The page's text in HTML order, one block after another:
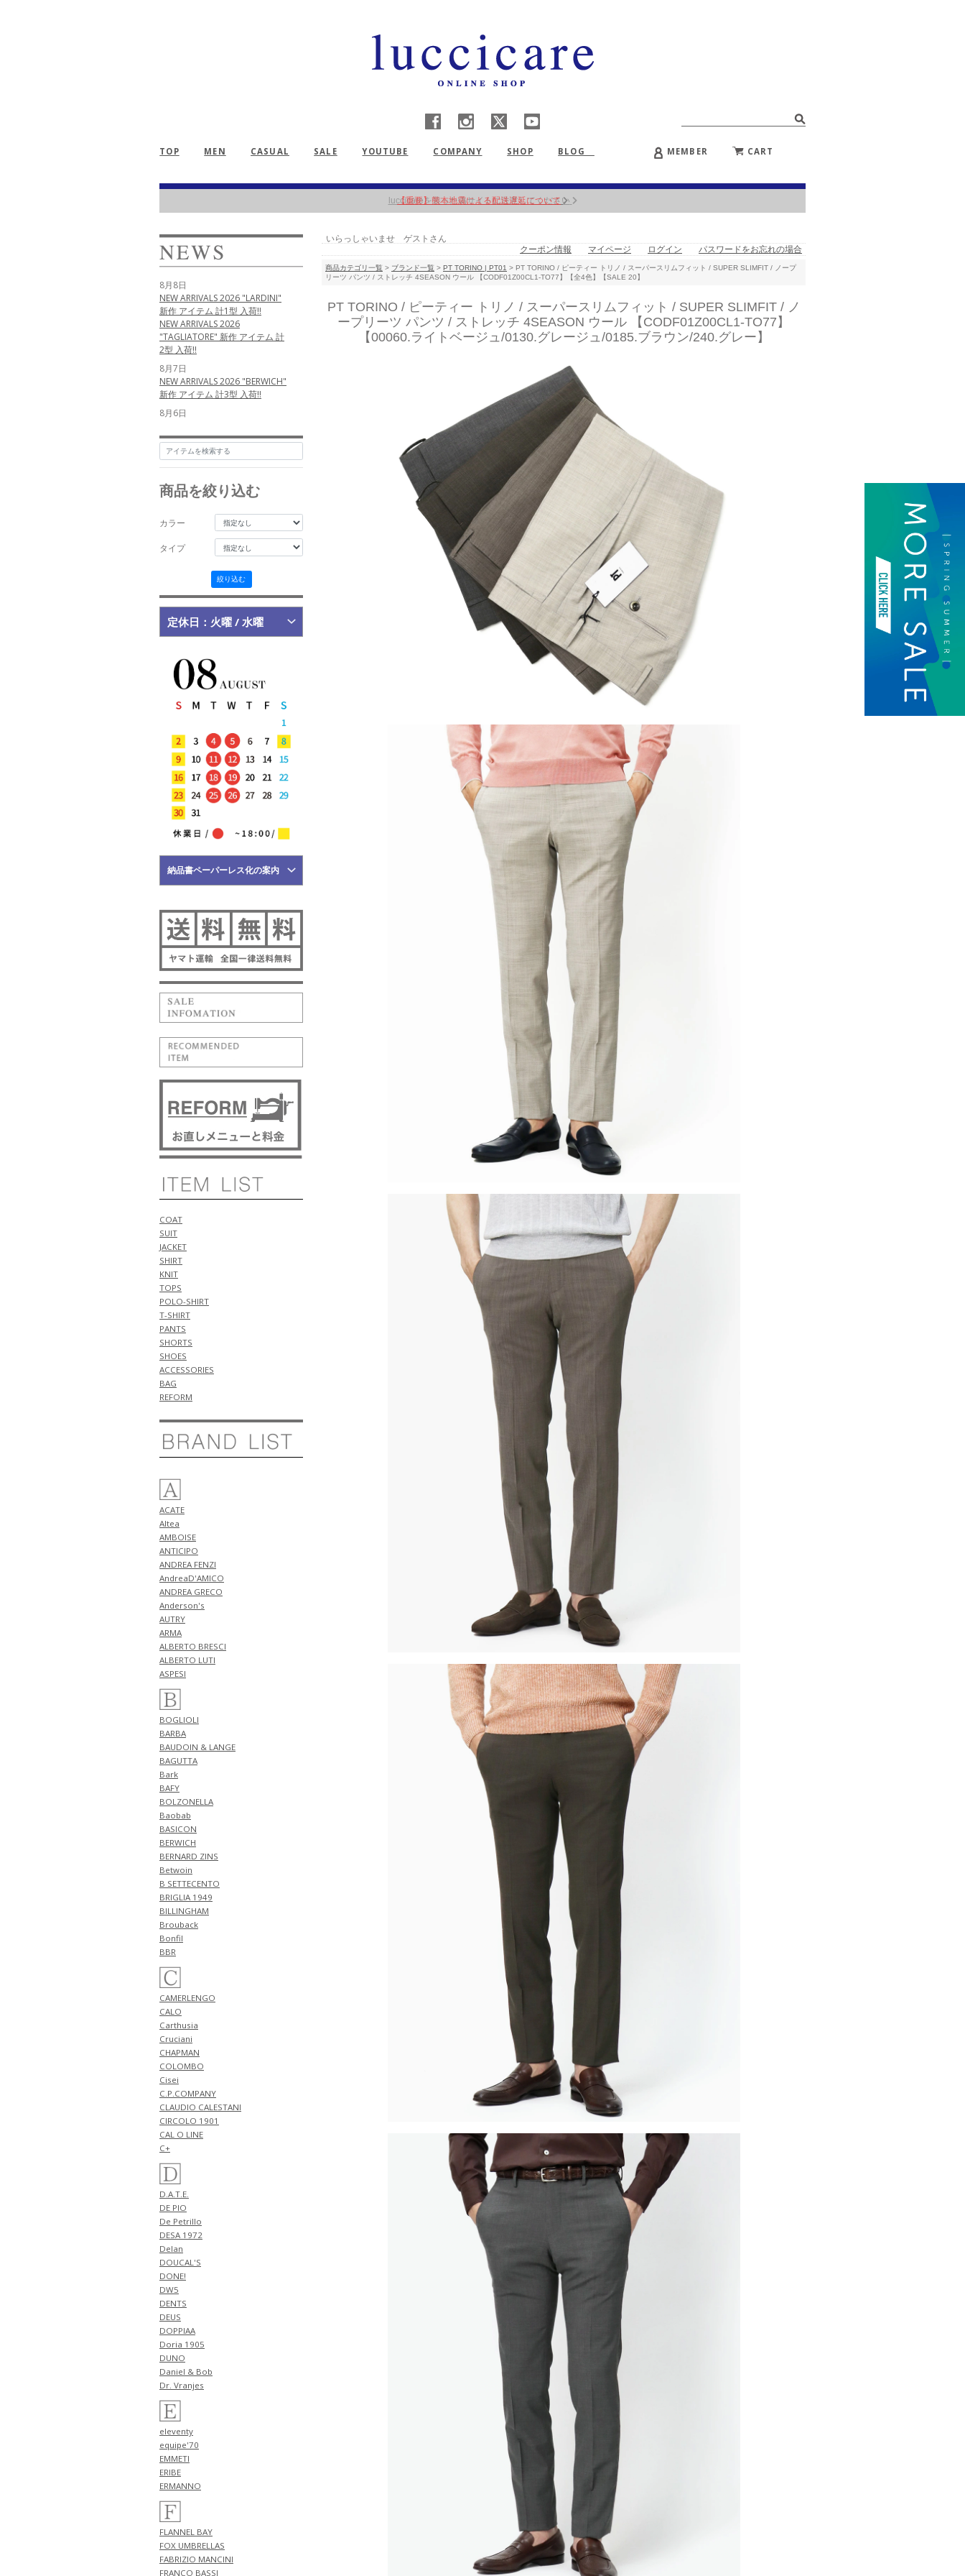
TOP MEN CASUAL SALE YOUTUBE COMPANY SHOP BLOG MEMBER CART
【重要】熊本地震による配送遅延について
8月8日
NEW ARRIVALS 2026 "LARDINI"
新作 アイテム 計1型 入荷!!
NEW ARRIVALS 2026
"TAGLIATORE" 新作 アイテム 計
2型 入荷!!
8月7日
NEW ARRIVALS 2026 "BERWICH"
新作 アイテム 計3型 入荷!!
8月6日
TORINO" 新作 アイテム 計2型 入
荷!!
8月3日
NEW ARRIVALS 2026 "BOGLIOLI"
新作 アイテム 計2型 入荷!!
NEW ARRIVALS 2026
"TAGLIATORE" 新作 アイテム 計
3型 入荷!!
NEW ARRIVALS 2026 "nomiamo"
新作 アイテム 計1型 入荷!!
5月25日
NEW ARRIVALS 2026
計3型 入荷!!
5月24日
NEW ARRIVALS 2026
"MESSYWEEKEND" 新作 アイテム
計3型 入荷!!
5月23日
NEW ARRIVALS 2026 "MAURO
de BARI" 新作 アイテム 計3型 入
荷!!
5月22日
NEW ARRIVALS 2026 "Tintoria
Mattei" 新作 アイテム 計2型 入
NEW ARRIVALS 2026 "BRIGLIA
1949" 新作 アイテム 計3型 入荷!!
新作 アイテム 計2型 入荷!!
5月17日
NEW ARRIVALS 2026 "FILIPPO DE
LAURENTIIS" 新作 アイテム 計2
型 入荷!!
5月16日
NEW ARRIVALS 2026 "YANUK" 新
作 アイテム 計3型 入荷!!
5月15日
NEW ARRIVALS 2026 "BRIGLIA
1949" 新作 アイテム 計1型 入荷!!
NEW ARRIVALS 2026
"giabsarchivio" 新作 アイテム 計
1型 入荷!!
5月14日
NEW ARRIVALS 2026 "PT
TORINO" 新作 アイテム 計2型 入
荷!!
新作 アイテム 計1型 入荷!!
NEW ARRIVALS 2026 "WILLIAM"
新作 アイテム 計1型 入荷!!
NEW ARRIVALS 2026 "luccicare
ORIGINAL" 新作 アイテム 計1型
入荷!!
NEW ARRIVALS 2026 "ALBERTO
BRESCI" 新作 アイテム 計2型 入
荷!!
5月10日
NEW ARRIVALS 2026 "Cruciani"
新作 アイテム 計1型 入荷!!
NEW ARRIVALS 2026 "ANTICIPO"
新作 アイテム 計2型 入荷!!
5月9日
新作 アイテム 計2型 入荷!!
5月6日
NEW ARRIVALS 2026 "ANTICIPO"
5月5日
NEW ARRIVALS 2026 "HENRO"
新作 アイテム 計3型 入荷!!
5月4日
NEW ARRIVALS 2026 "giannetto"
新作 アイテム 計2型 入荷!!
5月3日
NEW ARRIVALS 2026
"GRANSASSO" 新作 アイテム 計3
型 入荷!!
5月2日
NEW ARRIVALS 2026 "Tintoria
Mattei" 新作 アイテム 計1型 入
荷!!
新作 アイテム 計2型 入荷!!
5月1日
NEW ARRIVALS 2026 "BERWICH"
新作 アイテム 計2型 入荷!!
NEW ARRIVALS 2026 "GUY
ROVER" 新作 アイテム 計1型 入
荷!!
4月30日
NEW ARRIVALS 2026 "FILIPPO DE
LAURENTIIS" 新作 アイテム 計3
型 入荷!!
4月27日
NEW ARRIVALS 2026 "finjack" 新
作 アイテム 計2型 入荷!!
NEW ARRIVALS 2026
"TAGLIATORE" 新作 アイテム 計
1型 入荷!!
NEW ARRIVALS 2026 "giannetto"
新作 アイテム 計1型 入荷!!
4月26日
NEW ARRIVALS 2026
"GRANSASSO" 新作 アイテム 計3
型 入荷!!
4月25日
NEW ARRIVALS 2026
"FERRANTE" 新作 アイテム 計2型
入荷!!
NEW ARRIVALS 2026
"giabsarchivio" 新作 アイテム 計
2型 入荷!!
4月24日
NEW ARRIVALS 2026 "FILIPPO DE
LAURENTIIS" 新作 アイテム 計3
4月23日
NEW ARRIVALS 2026 "BERWICH"
新作 アイテム 計2型 入荷!!
NEW ARRIVALS 2026 "BRIGLIA
1949" 新作 アイテム 計1型 入荷!!
4月20日
NEW ARRIVALS 2026 "JOHN
SMEDLEY" 新作 アイテム 計3型
入荷!!
4月19日
NEW ARRIVALS 2026 "Cisei" 新作
アイテム 計2型 入荷!!
NEW ARRIVALS 2026
"Billingham" 新作 アイテム 計3
型 入荷!!
NEW ARRIVALS 2026 "FILIPPO DE
型 入荷!!
4月18日
NEW ARRIVALS 2026 "HERNO"
新作 アイテム 計1型 入荷!!
NEW ARRIVALS 2026 "PT
TORINO DENIM" 新作 アイテム
計1型 入荷!!
NEW ARRIVALS 2026 "BERWICH"
新作 アイテム 計1型 入荷!!
4月17日
NEW ARRIVALS 2026 "BERWICH"
新作 アイテム 計4型 入荷!!
商品を絞り込む
カラー
タイプ
絞り込む
定休日：火曜 / 水曜
納品書ペーパーレス化の案内
COAT
SUIT
JACKET
SHIRT
KNIT
TOPS
POLO-SHIRT
T-SHIRT
PANTS
SHORTS
SHOES
ACCESSORIES
BAG
REFORM
ACATE
Altea
AMBOISE
ANTICIPO
ANDREA FENZI
AndreaD'AMICO
ANDREA GRECO
Anderson's
AUTRY
ARMA
ALBERTO BRESCI
ALBERTO LUTI
ASPESI
BOGLIOLI
BARBA
BAUDOIN & LANGE
BAGUTTA
Bark
BAFY
BOLZONELLA
Baobab
BASICON
BERWICH
BERNARD ZINS
Betwoin
B SETTECENTO
BRIGLIA 1949
BILLINGHAM
Brouback
Bonfil
BBR
CAMERLENGO
CALO
Carthusia
Cruciani
CHAPMAN
COLOMBO
Cisei
C.P.COMPANY
CLAUDIO CALESTANI
CIRCOLO 1901
CAL O LINE
C+
D.A.T.E.
DE PIO
De Petrillo
DESA 1972
Delan
DOUCAL'S
DONE!
DW5
DENTS
DEUS
DOPPIAA
Doria 1905
DUNO
Daniel & Bob
Dr. Vranjes
eleventy
equipe'70
EMMETI
ERIBE
ERMANNO
FLANNEL BAY
FOX UMBRELLAS
FABRIZIO MANCINI
FRANCO BASSI
いらっしゃいませ ゲストさん
クーポン情報
マイページ ログイン パスワードをお忘れの場合
商品カテゴリ一覧 > ブランド一覧 > PT TORINO | PT01 > PT TORINO / ピーティー トリノ / スーパースリムフィット / SUPER SLIMFIT / ノープ
リーツ パンツ / ストレッチ 4SEASON ウール 【CODF01Z00CL1-TO77】【全4色】【SALE 20】
PT TORINO / ピーティー トリノ / スーパースリムフィット / SUPER SLIMFIT / ノ
ープリーツ パンツ / ストレッチ 4SEASON ウール 【CODF01Z00CL1-TO77】
【00060.ライトベージュ/0130.グレージュ/0185.ブラウン/240.グレー】